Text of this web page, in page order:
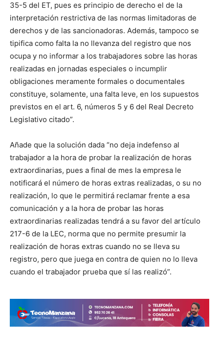
35-5 del ET, pues es principio de derecho el de la
interpretación restrictiva de las normas limitadoras de
derechos y de las sancionadoras. Además, tampoco se
tipifica como falta la no llevanza del registro que nos
ocupa y no informar a los trabajadores sobre las horas
realizadas en jornadas especiales o incumplir
obligaciones meramente formales o documentales
constituye, solamente, una falta leve, en los supuestos
previstos en el art. 6, números 5 y 6 del Real Decreto
Legislativo citado”.
Añade que la solución dada “no deja indefenso al
trabajador a la hora de probar la realización de horas
extraordinarias, pues a final de mes la empresa le
notificará el número de horas extras realizadas, o su no
realización, lo que le permitirá reclamar frente a esa
comunicación y a la hora de probar las horas
extraordinarias realizadas tendrá a su favor del artículo
217-6 de la LEC, norma que no permite presumir la
realización de horas extras cuando no se lleva su
registro, pero que juega en contra de quien no lo lleva
cuando el trabajador prueba que sí las realizó”.